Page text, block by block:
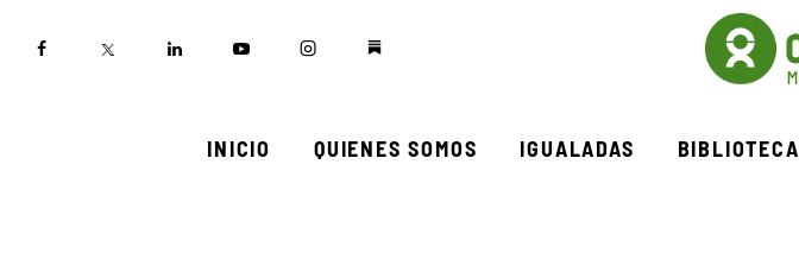
INICIO QUIENES SOMOS IGUALADAS BIBLIOTECA